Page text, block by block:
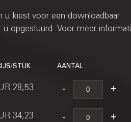
u kiest voor een downloadbaar
opgestuurd. Voor meer
STUK AANTAL
28,53
34,23